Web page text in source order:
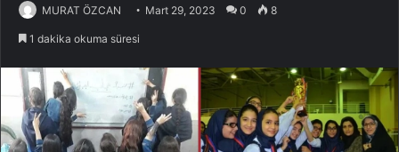
MURAT ÖZCAN Mart 29, 2023 0 8
1 dakika okuma süresi